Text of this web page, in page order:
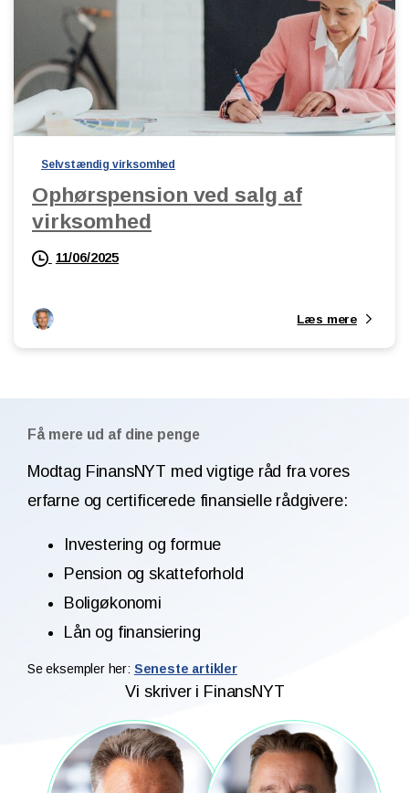
Selvstændig virksomhed
Ophørspension ved salg af
virksomhed
11/06/2025
Læs mere
Få mere ud af dine penge
Modtag FinansNYT med vigtige råd fra vores
erfarne og certificerede finansielle rådgivere:
Investering og formue
Pension og skatteforhold
Boligøkonomi
Lån og finansiering
Se eksempler her: Seneste artikler
Vi skriver i FinansNYT